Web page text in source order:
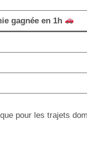
gagnée en 1h
pour les trajets